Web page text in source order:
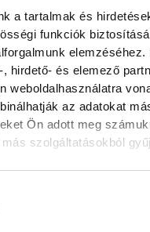
a tartalmak és
funkciók
hirdető- és elemező
weboldalhasználatra
az adatokat
Ön adott meg
szolgáltatásokból
ország-